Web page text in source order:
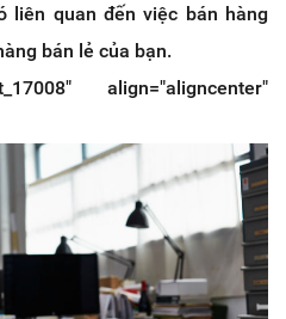
liên quan đến việc bán hàng
bán lẻ của bạn.
align="aligncenter"